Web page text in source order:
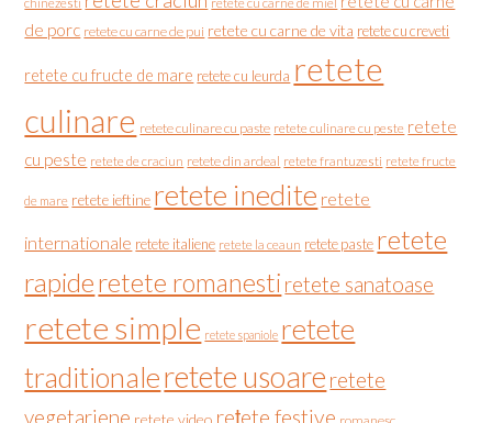
de porc retete cu carne de pui retete cu carne de vita retete cu creveti
retete cu fructe de mare retete cu leurda retete
culinare retete culinare cu paste retete culinare cu peste retete
cu peste retete de craciun retete din ardeal retete frantuzesti retete fructe
de mare retete ieftine retete inedite retete
internationale retete italiene retete la ceaun retete paste retete
rapideretete romanesti retete sanatoase
retete simple retete spaniole retete
traditionaleretete usoare retete
vegetariene
rețete festive